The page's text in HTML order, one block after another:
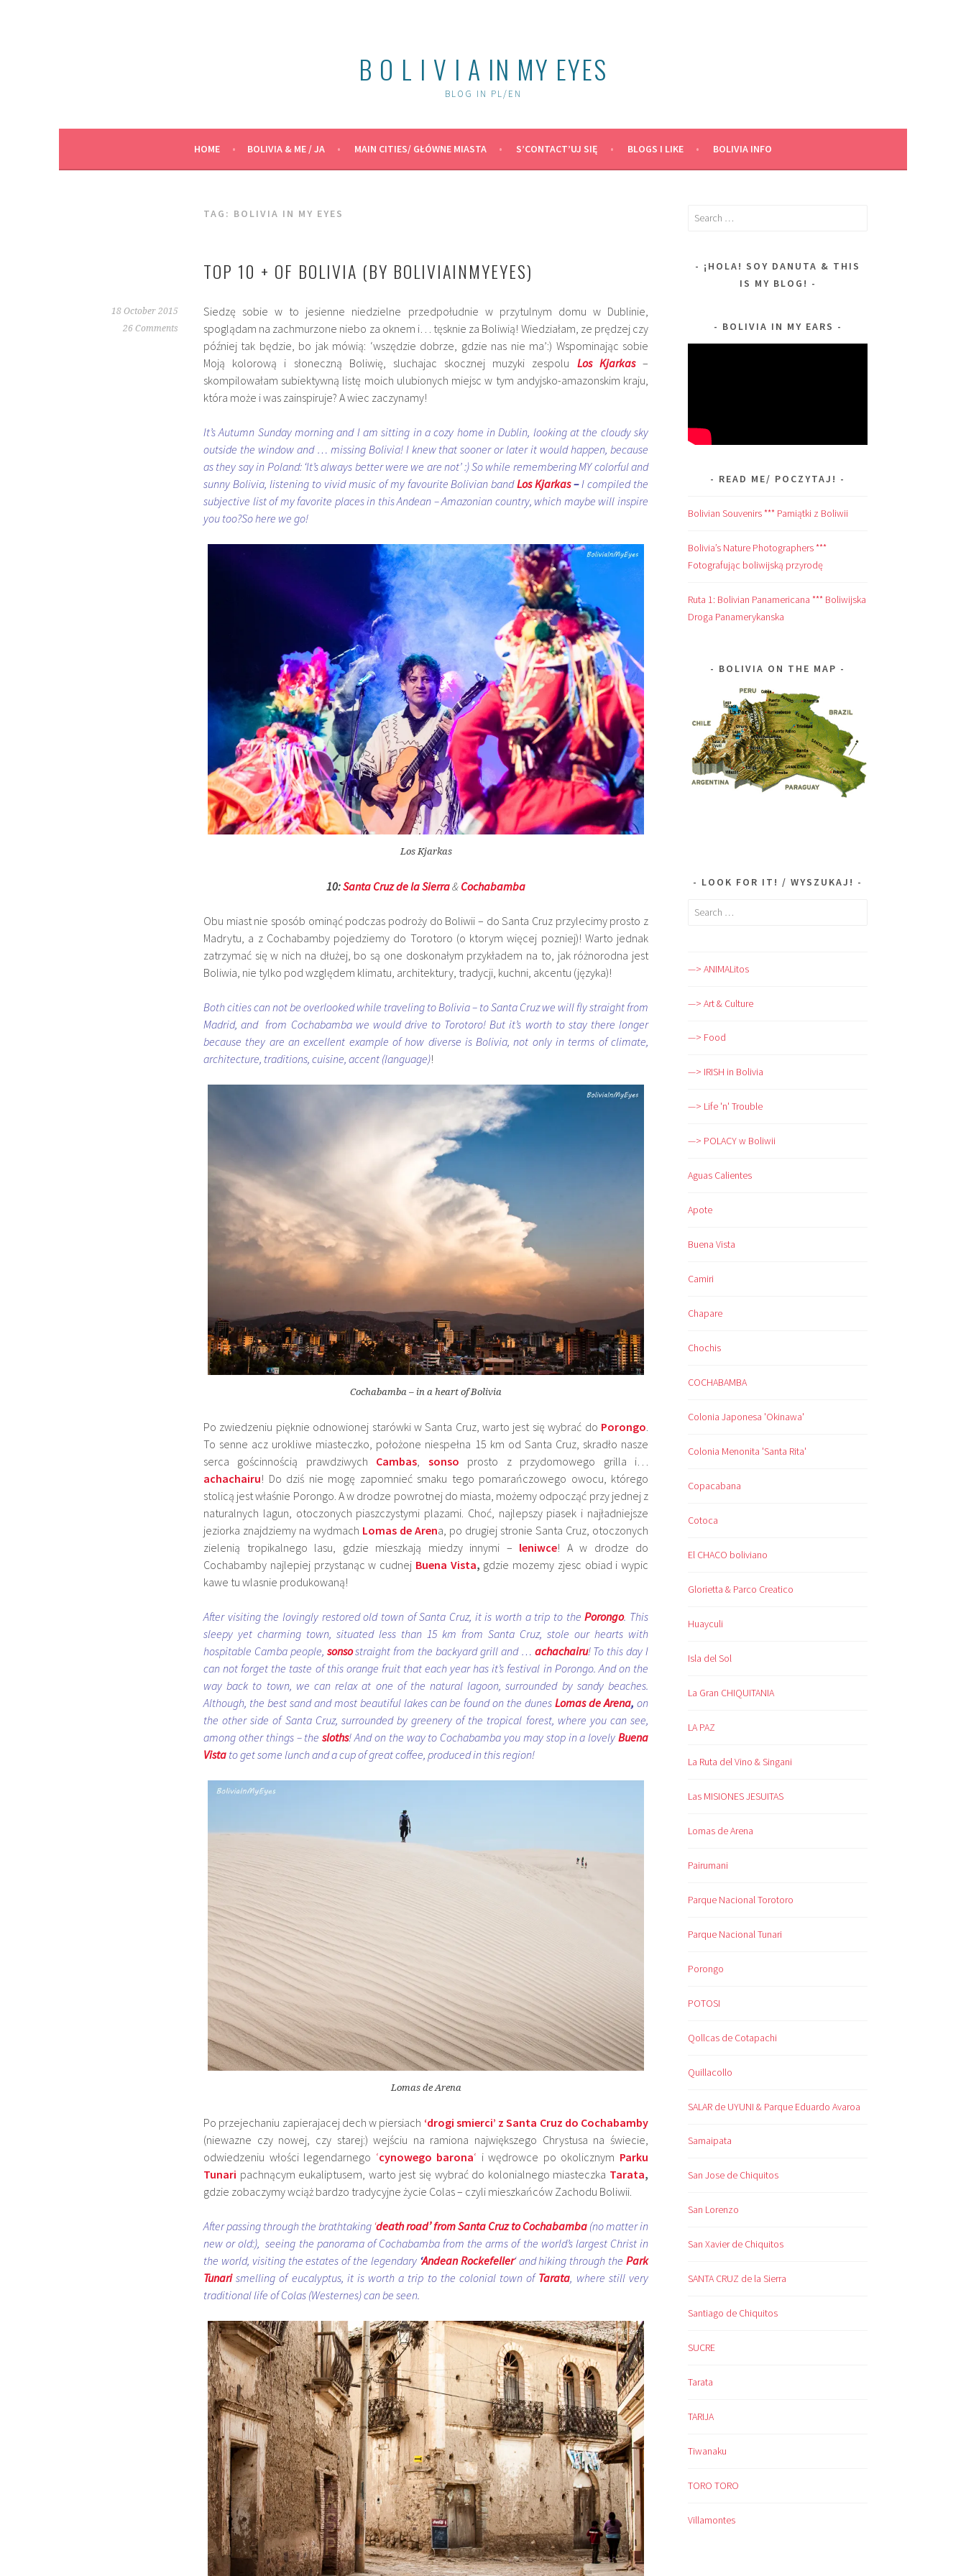
B O L I V I A IN MY EYES
BLOG IN PL/EN
HOME BOLIVIA & ME / JA MAIN CITIES/ GŁÓWNE MIASTA S’CONTACT’UJ SIĘ BLOGS I LIKE BOLIVIA INFO
TAG: BOLIVIA IN MY EYES
TOP 10 + OF BOLIVIA (BY BOLIVIAINMYEYES)
18 October 2015
26 Comments
Siedzę sobie w to jesienne niedzielne przedpołudnie w przytulnym domu w Dublinie,
spoglądam na zachmurzone niebo za oknem i… tęsknie za Boliwią! Wiedziałam, ze prędzej czy
później tak będzie, bo jak mówią: ‘wszędzie dobrze, gdzie nas nie ma’:) Wspominając sobie
Moją kolorową i słoneczną Boliwię, sluchajac skocznej muzyki zespolu Los Kjarkas–
skompilowałam subiektywną listę moich ulubionych miejsc w tym andyjsko-amazonskim kraju,
która może i was zainspiruje? A wiec zaczynamy!
It’s Autumn Sunday morning and I am sitting in a cozy home in Dublin, looking at the cloudy sky
outside the window and … missing Bolivia! I knew that sooner or later it would happen, because
as they say in Poland: ‘It’s always better were we are not’ :)So while remembering MY colorful and
sunny Bolivia, listening to vivid music of my favourite Bolivian bandLos Kjarkas–I compiled the
subjective list of my favorite places in this Andean – Amazonian country, which maybe will inspire
you too?So here we go!
Los Kjarkas
10:Santa Cruz de la Sierra& Cochabamba
Obu miast nie sposób ominąć podczas podroży do Boliwii – do Santa Cruz przylecimy prosto z
Madrytu, a z Cochabamby pojedziemy do Torotoro (o ktorym więcej pozniej)! Warto jednak
zatrzymać się w nich na dłużej, bo są one doskonałym przykładem na to, jak różnorodna jest
Boliwia, nie tylko pod względem klimatu, architektury, tradycji, kuchni, akcentu (języka)!
Both cities can not be overlooked while traveling to Bolivia – to Santa Cruz we will fly straight from
Madrid, and from Cochabamba we would drive to Torotoro! But it’s worth to stay there longer
because they are an excellent example of how diverse is Bolivia, not only in terms of climate,
architecture, traditions, cuisine, accent (language)!
Cochabamba – in a heart of Bolivia
Po zwiedzeniu pięknie odnowionej starówki w Santa Cruz, warto jest się wybrać do Porongo.
To senne acz urokliwe miasteczko, położone niespełna 15 km od Santa Cruz, skradło nasze
serca gościnnością prawdziwych Cambas, sonso prosto z przydomowego grilla i…
achachairu! Do dziś nie mogę zapomnieć smaku tego pomarańczowego owocu, którego
stolicą jest właśnie Porongo. A w drodze powrotnej do miasta, możemy odpocząć przy jednej z
naturalnych lagun, otoczonych piaszczystymi plazami. Choć, najlepszy piasek i najładniejsze
jeziorka znajdziemy na wydmach Lomas de Arena, po drugiej stronie Santa Cruz, otoczonych
zielenią tropikalnego lasu, gdzie mieszkają miedzy innymi – leniwce! A w drodze do
Cochabamby najlepiej przystanąc w cudnej Buena Vista, gdzie mozemy zjesc obiad i wypic
kawe tu wlasnie produkowaną!
After visiting the lovingly restored old town of Santa Cruz, it is worth a trip to the Porongo. This
sleepy yet charming town, situated less than 15 km from Santa Cruz, stole our hearts with
hospitable Camba people, sonsostraight from the backyard grill and … achachairu! To this day I
can not forget the taste of this orange fruit that each year has it’s festival in Porongo. And on the
way back to town, we can relax at one of the natural lagoon, surrounded by sandy beaches.
Although, the best sand and most beautiful lakes can be found on the dunesLomas de Arena, on
the other side of Santa Cruz, surrounded by greenery of the tropical forest, where you can see,
among other things – the sloths! And on the way to Cochabamba you may stop in a lovely Buena
Vista to get some lunch and a cup of great coffee, produced in this region!
Lomas de Arena
Po przejechaniu zapierajacej dech w piersiach ‘drogi smierci’ z Santa Cruz do Cochabamby
(niewazne czy nowej, czy starej:) wejściu na ramiona największego Chrystusa na świecie,
odwiedzeniu włości legendarnego ‘cynowego barona‘ i wędrowce po okolicznym Parku
Tunari pachnącym eukaliptusem, warto jest się wybrać do kolonialnego miasteczka Tarata,
gdzie zobaczymy wciąż bardzo tradycyjne życie Colas – czyli mieszkańców Zachodu Boliwii.
After passing through the brathtaking ‘death road’ from Santa Cruz to Cochabamba (no matter in
new or old:), seeing the panorama of Cochabamba from the arms of the world’s largest Christ in
the world, visiting the estates of the legendary ‘Andean Rockefeller‘ and hiking through thePark
Tunarismelling of eucalyptus, it is worth a trip to the colonial town of Tarata, where still very
traditional life of Colas (Westernes) can be seen.
Search
¡HOLA! SOY DANUTA & THIS
IS MY BLOG!
BOLIVIA IN MY EARS
READ ME/ POCZYTAJ!
Bolivian Souvenirs *** Pamiątki z Boliwii
Bolivia’s Nature Photographers ***
Fotografując boliwijską przyrodę
Ruta 1: Bolivian Panamericana *** Boliwijska
Droga Panamerykanska
BOLIVIA ON THE MAP
LOOK FOR IT! / WYSZUKAJ!
Search
—> ANIMALitos
—> Art & Culture
—> Food
—> IRISH in Bolivia
—> Life 'n' Trouble
—> POLACY w Boliwii
Aguas Calientes
Apote
Buena Vista
Camiri
Chapare
Chochis
COCHABAMBA
Colonia Japonesa 'Okinawa'
Colonia Menonita 'Santa Rita'
Copacabana
Cotoca
El CHACO boliviano
Glorietta & Parco Creatico
Huayculi
Isla del Sol
La Gran CHIQUITANIA
LA PAZ
La Ruta del Vino & Singani
Las MISIONES JESUITAS
Lomas de Arena
Pairumani
Parque Nacional Torotoro
Parque Nacional Tunari
Porongo
POTOSI
Qollcas de Cotapachi
Quillacollo
SALAR de UYUNI & Parque Eduardo Avaroa
Samaipata
San Jose de Chiquitos
San Lorenzo
San Xavier de Chiquitos
SANTA CRUZ de la Sierra
Santiago de Chiquitos
SUCRE
Tarata
TARIJA
Tiwanaku
TORO TORO
Villamontes